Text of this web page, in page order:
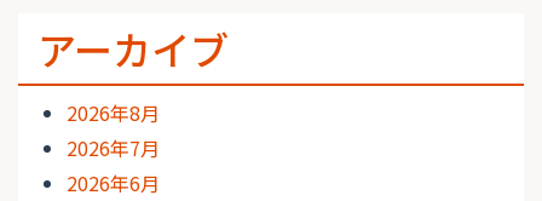
アーカイブ
2026年8月
2026年7月
2026年6月